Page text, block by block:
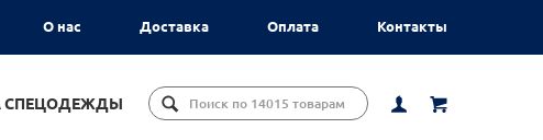
О нас Доставка Оплата Контакты
СПЕЦОДЕЖДЫ